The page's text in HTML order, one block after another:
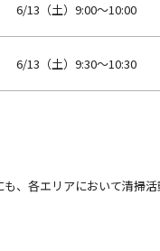
6/13（土）9:00～10:00
6/13（土）9:30～10:30
、各エリアにおいて清掃